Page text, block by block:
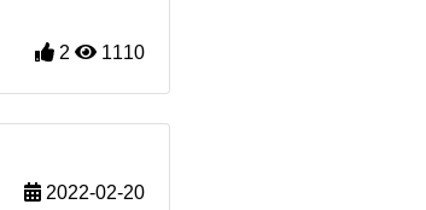
2 1110
2022-02-20